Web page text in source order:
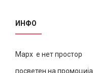
ИНФО
Марх е нет простор
посветен на промоција